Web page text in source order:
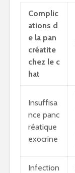
Complic
ations d
e la pan
créatite
chez le c
hat
Insuffisa
nce panc
réatique
exocrine
Infection